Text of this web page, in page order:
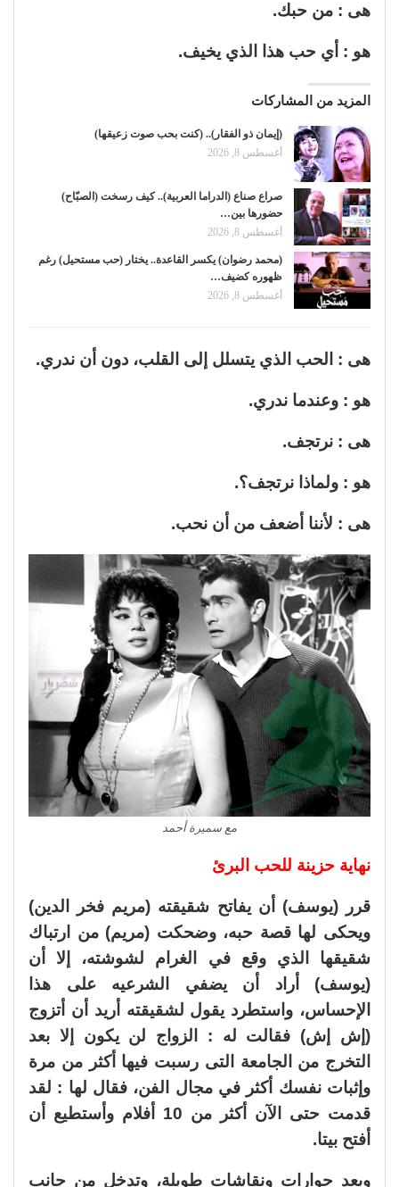
هى : من حبك.
هو : أي حب هذا الذي يخيف.
المزيد من المشاركات
(إيمان ذو الفقار).. (كنت بحب صوت زعيقها)
أغسطس 8, 2026
صراع صناع (الدراما العربية).. كيف رسخت (الصبّاح)
حضورها بين…
أغسطس 8, 2026
(محمد رضوان) يكسر القاعدة.. يختار (حب مستحيل) رغم
ظهوره كضيف…
أغسطس 8, 2026
هى : الحب الذي يتسلل إلى القلب، دون أن ندري.
هو : وعندما ندري.
هى : نرتجف.
هو : ولماذا نرتجف؟.
هى : لأننا أضعف من أن نحب.
مع سميرة أحمد
نهاية حزينة للحب البرئ
قرر (يوسف) أن يفاتح شقيقته (مريم فخر الدين)
ويحكى لها قصة حبه، وضحكت (مريم) من ارتباك
شقيقها الذي وقع في الغرام لشوشته، إلا أن
(يوسف) أراد أن يضفي الشرعيه على هذا
الإحساس، واستطرد يقول لشقيقته أريد أن أتزوج
(إش إش) فقالت له : الزواج لن يكون إلا بعد
التخرج من الجامعة التى رسبت فيها أكثر من مرة
وإثبات نفسك أكثر في مجال الفن، فقال لها : لقد
قدمت حتى الآن أكثر من 10 أفلام وأستطيع أن
أفتح بيتا.
وبعد حوارات ونقاشات طويلة، وتدخل من جانب